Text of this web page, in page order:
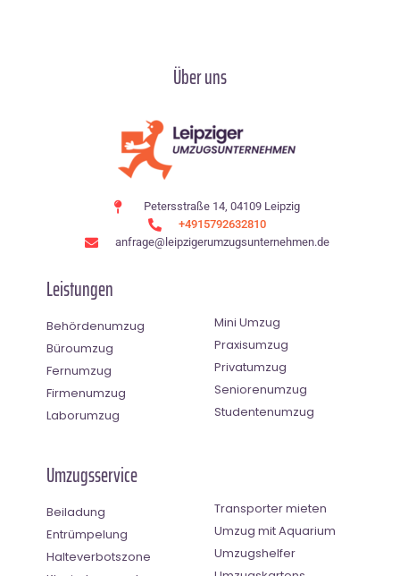
Über uns
Petersstraße 14, 04109 Leipzig
+4915792632810
anfrage@leipzigerumzugsunternehmen.de
Leistungen
Behördenumzug
Büroumzug
Fernumzug
Firmenumzug
Laborumzug
Mini Umzug
Praxisumzug
Privatumzug
Seniorenumzug
Studentenumzug
Umzugsservice
Beiladung
Entrümpelung
Halteverbotszone
Transporter mieten
Umzug mit Aquarium
Umzugshelfer